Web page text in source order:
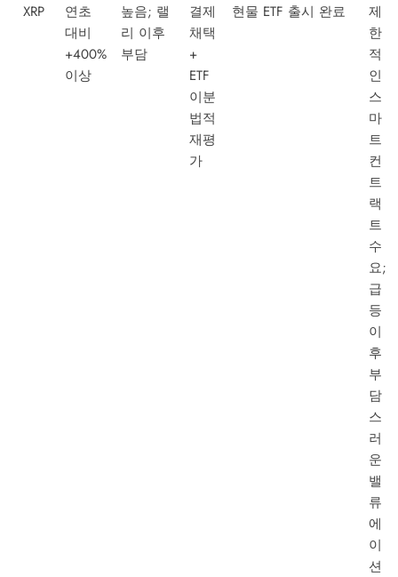
XRP
연초
대비
+400%
이상
높음; 랠
리 이후
부담
결제
채택
+
ETF
이분
법적
재평
가
현물 ETF 출시 완료
제
한
적
인
스
마
트
컨
트
랙
트
수
요;
급
등
이
후
부
담
스
러
운
밸
류
에
이
션